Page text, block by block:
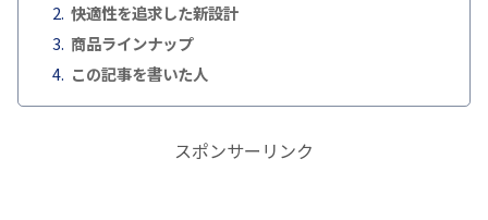
快適性を追求した新設計
商品ラインナップ
この記事を書いた人
スポンサーリンク